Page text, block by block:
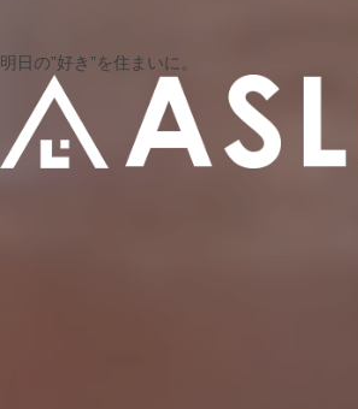
明日の”好き”を住まいに。